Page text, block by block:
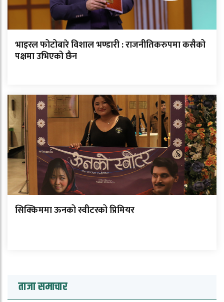
भाइरल फोटोबारे विशाल भण्डारी : राजनीतिकरुपमा कसैको
पक्षमा उभिएको छैन
सिक्किममा ऊनको स्वीटरको प्रिमियर
ताजा समाचार